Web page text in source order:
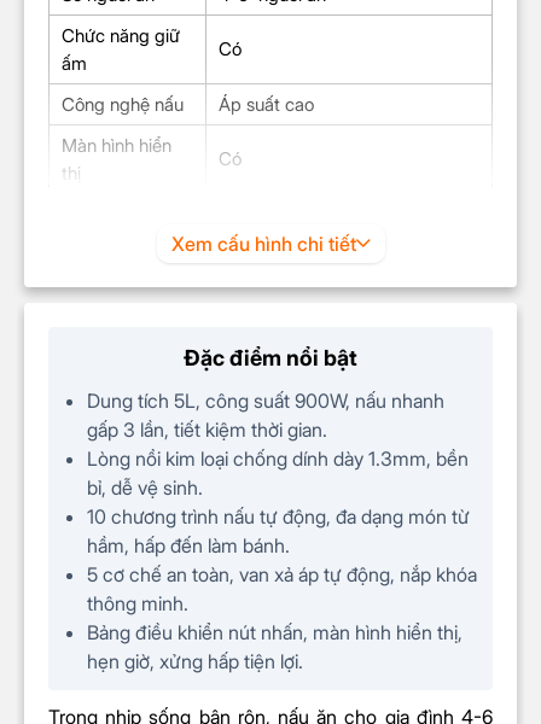
Chức năng giữ
ấm
Có
Công nghệ nấu
Áp suất cao
Màn hình hiển
thị
Có
Nồi áp suất điện đa năng Tefal Speedy Cook
(CY222D68)
Xửng hấp
Dây nguồn
Sách hướng dẫn
Xem cấu hình chi tiết
Đặc điểm nổi bật
Dung tích 5L, công suất 900W, nấu nhanh
gấp 3 lần, tiết kiệm thời gian.
Lòng nồi kim loại chống dính dày 1.3mm, bền
bỉ, dễ vệ sinh.
10 chương trình nấu tự động, đa dạng món từ
hầm, hấp đến làm bánh.
5 cơ chế an toàn, van xả áp tự động, nắp khóa
thông minh.
Bảng điều khiển nút nhấn, màn hình hiển thị,
hẹn giờ, xửng hấp tiện lợi.
Trong nhịp sống bận rộn, nấu ăn cho gia đình 4-6